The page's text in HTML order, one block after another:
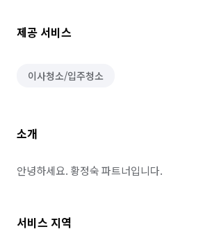
제공 서비스
이사청소/입주청소
소개
안녕하세요. 황정숙 파트너입니다.
서비스 지역